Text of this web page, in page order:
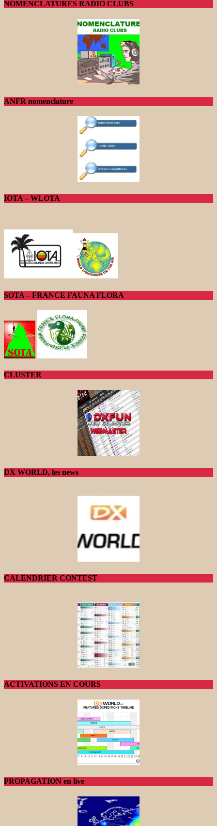
NOMENCLATURES RADIO CLUBS
ANFR nomenclature
IOTA – WLOTA
SOTA – FRANCE FAUNA FLORA
CLUSTER
DX WORLD, les news
CALENDRIER CONTEST
ACTIVATIONS EN COURS
PROPAGATION en live